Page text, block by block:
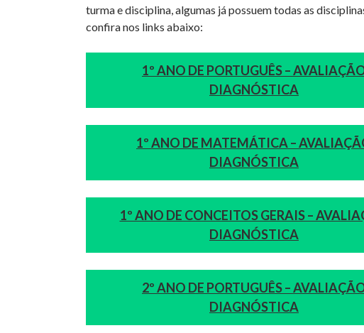
turma e disciplina, algumas já possuem todas as
confira nos links abaixo:
1º ANO DE PORTUGUÊS –
DIAGNÓSTICA
1º ANO DE MATEMÁTICA –
DIAGNÓSTICA
1º ANO DE CONCEITOS GERAIS –
DIAGNÓSTICA
2º ANO DE PORTUGUÊS –
DIAGNÓSTICA